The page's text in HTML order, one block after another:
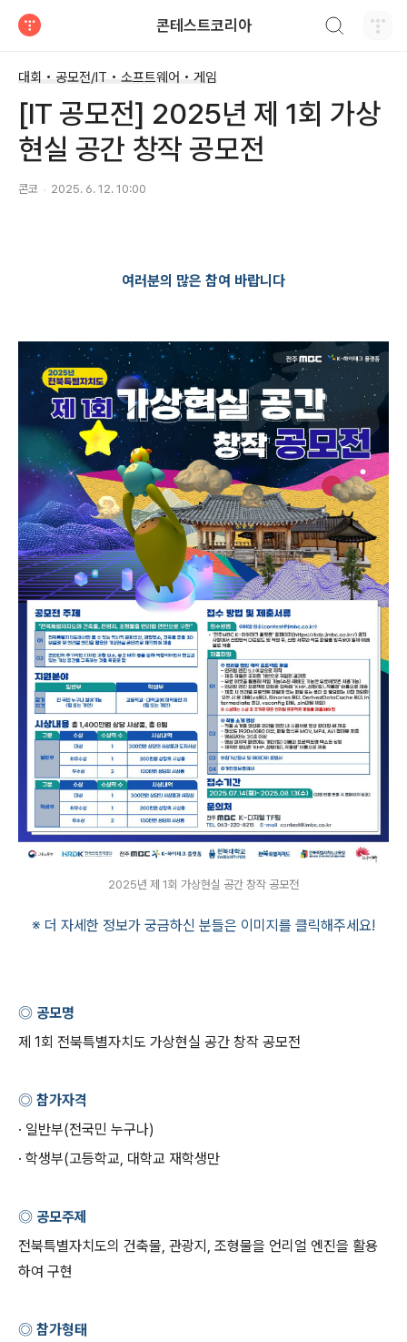
콘테스트코리아
대회 • 공모전/IT • 소프트웨어 • 게임
[IT 공모전] 2025년 제 1회 가상
현실 공간 창작 공모전
콘코 2025. 6. 12. 10:00
여러분의 많은 참여 바랍니다
2025년 제 1회 가상현실 공간 창작 공모전
※ 더 자세한 정보가 궁금하신 분들은 이미지를 클릭해주세요!
◎ 공모명
제 1회 전북특별자치도 가상현실 공간 창작 공모전
◎ 참가자격
· 일반부(전국민 누구나)
· 학생부(고등학교, 대학교 재학생만
◎ 공모주제
전북특별자치도의 건축물, 관광지 , 조형물을 언리얼 엔진을 활용
하여 구현
◎ 참가형태